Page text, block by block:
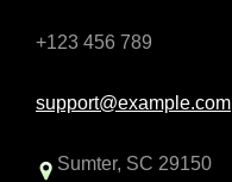
+123 456 789
support@example.com
Sumter, SC 29150